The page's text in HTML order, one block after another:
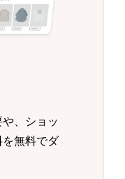
、ショッ
無料でダ